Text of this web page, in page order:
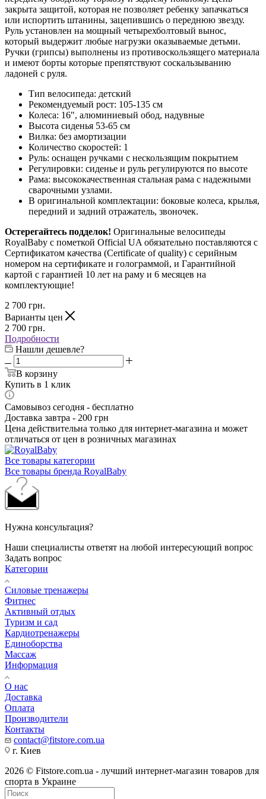
закрыта защитой, которая не позволяет ребенку запачкаться
или испортить штанины, зацепившись о переднюю звезду.
Руль установлен на мощный четырехболтовый вынос,
который выдержит любые нагрузки оказываемые детьми.
Ручки (грипсы) выполнены из противоскользящего материала
и имеют борты которые препятствуют соскальзыванию
ладоней с руля.
Тип велосипеда: детский
Рекомендуемый рост: 105-135 см
Колеса: 16", алюминиевый обод, надувные
Высота сиденья 53-65 см
Вилка: без амортизации
Количество скоростей: 1
Руль: оснащен ручками с нескользящим покрытием
Регулировки: сиденье и руль регулируются по высоте
Рама: высококачественная стальная рама с надежными
сварочными узлами.
В оригинальной комплектации: боковые колеса, крылья,
передний и задний отражатель, звоночек.
Остерегайтесь подделок! Оригинальные велосипеды
RoyalBaby c пометкой Official UA обязательно поставляются с
Сертификатом качества (Certificate of quality) с серийным
номером на сертификате и голограммой, и Гарантийной
картой с гарантией 10 лет на раму и 6 месяцев на
комплектующие!
2 700 грн.
Варианты цен
2 700 грн.
Подробности
Нашли дешевле?
В корзину
Купить в 1 клик
Самовывоз сегодня - бесплатно
Доставка завтра - 200 грн
Цена действительна только для интернет-магазина и может
отличаться от цен в розничных магазинах
Все товары категории
Все товары бренда RoyalBaby
Нужна консультация?
Наши специалисты ответят на любой интересующий вопрос
Задать вопрос
Категории
Силовые тренажеры
Фитнес
Активный отдых
Туризм и сад
Кардиотренажеры
Единоборства
Массаж
Информация
О нас
Доставка
Оплата
Производители
Контакты
contact@fitstore.com.ua
г. Киев
2026 © Fitstore.com.ua - лучший интернет-магазин товаров для
спорта в Украине